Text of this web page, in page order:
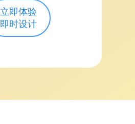
立即体验
即时设计